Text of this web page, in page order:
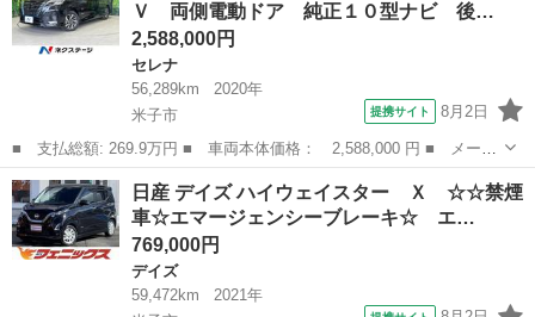
CVT...
Ｖ 両側電動ドア 純正１０型ナビ 後…
2,588,000円
セレナ
56,289km
2020年
米子市
提携サイト 8月2日
■ 支払総額: 269.9万円 ■ 車両本体価格： 2,588,000 円 ■ メーカ
ー名： 日産 ■ 車種名： セレナ ■ グレード名： ｅ－パワー
ハイウェイスターＶ 両側電動ドア 純正１０型ナビ 後席モニタ
ー 全周囲...
鳥取 米子市 セレナ
日産 デイズ ハイウェイスター Ｘ ☆☆禁煙
車☆エマージェンシーブレーキ☆ エ…
769,000円
デイズ
59,472km
2021年